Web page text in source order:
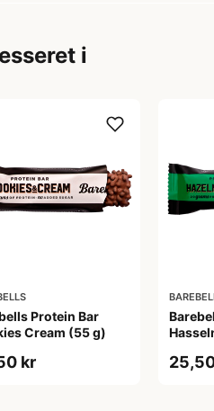
i
Protein Bar
Cream (55 g)
kr